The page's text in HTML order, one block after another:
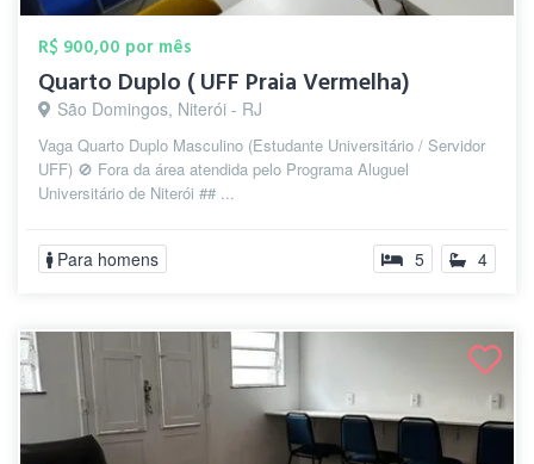
R$ 900,00 por mês
Quarto Duplo ( UFF Praia Vermelha)
São Domingos, Niterói - RJ
Vaga Quarto Duplo Masculino (Estudante Universitário / Servidor
UFF) 🚫 Fora da área atendida pelo Programa Aluguel
Universitário de Niterói ## ...
Para homens 5 4